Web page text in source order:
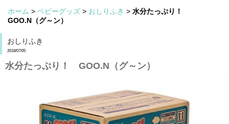
ホーム > ベビーグッズ > おしりふき > 水分たっぷり！
GOO.N（グ～ン）
おしりふき
2018/07/05
水分たっぷり！ GOO.N（グ～ン）